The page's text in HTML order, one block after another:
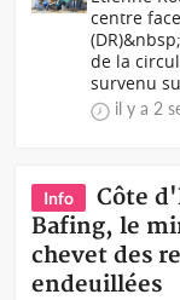
centre
de la
survenu
il y a 2
Info
Côte
Bafing, le
chevet des
endeuillées